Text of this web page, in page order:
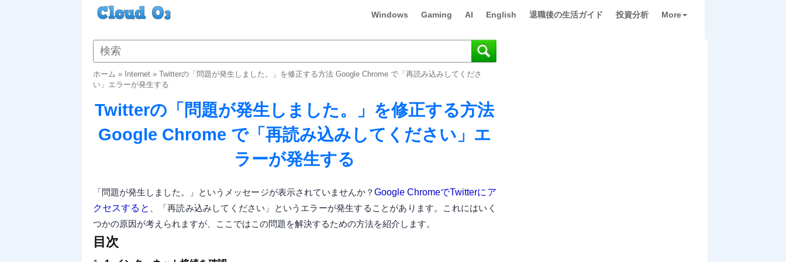
Windows Gaming AI English 退職後の生活ガイド 投資分析 More
ホーム » Internet» Twitterの「問題が発生しました。」を修正する方法 Google Chrome で「再読み込みしてくださ
い」エラーが発生する
Twitterの「問題が発生しました。」を修正する方法
Google Chrome で「再読み込みしてください」エ
ラーが発生する
「問題が発生しました。」というメッセージが表示されていませんか？Google ChromeでTwitterにア
クセスすると
、「再読み込みしてください」というエラーが発生することがあります。これにはいく
つかの原因が考えられますが、ここではこの問題を解決するための方法を紹介します。
目次